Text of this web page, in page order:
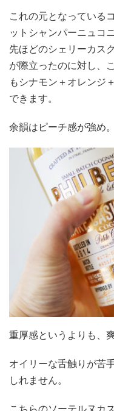
これの元となっている
ットシャンパーニュコ
先ほどのシェリーカス
が際立ったのに対し、
もシナモン＋オレンジ
できます。
余韻はピーチ感が強め。
重厚感というよりも、
オイリーな舌触りが苦
しれません。